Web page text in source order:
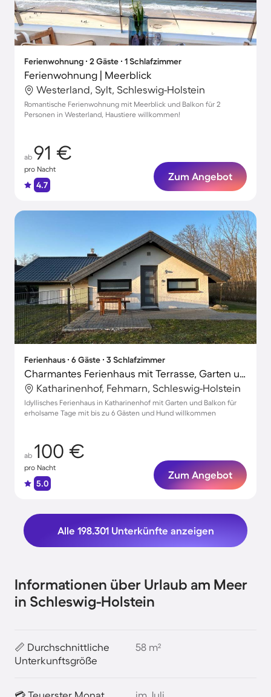
Ferienwohnung ∙ 2 Gäste ∙ 1 Schlafzimmer
Ferienwohnung | Meerblick
Westerland, Sylt, Schleswig-Holstein
Romantische Ferienwohnung mit Meerblick und Balkon für 2
Personen in Westerland, Haustiere willkommen!
ab 91 €
pro Nacht
4.7
Zum Angebot
Ferienhaus ∙ 6 Gäste ∙ 3 Schlafzimmer
Charmantes Ferienhaus mit Terrasse, Garten und Grill | Hunde erlaubt
Katharinenhof, Fehmarn, Schleswig-Holstein
Idyllisches Ferienhaus in Katharinenhof mit Garten und Balkon für
erholsame Tage mit bis zu 6 Gästen und Hund willkommen
ab 100 €
pro Nacht
5.0
Zum Angebot
Alle 198.301 Unterkünfte anzeigen
Informationen über Urlaub am Meer
in Schleswig-Holstein
📏 Durchschnittliche
Unterkunftsgröße
58 m²